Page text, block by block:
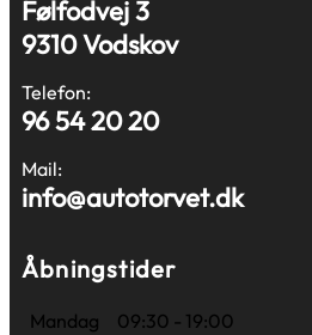
Følfodvej 3
9310 Vodskov
Telefon:
96 54 20 20
Mail:
info@autotorvet.dk
Åbningstider
Mandag
09:30 - 19:00